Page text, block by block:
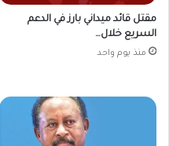
مقتل قائد ميداني بارز في الدعم
السريع خلال…
منذ يوم واحد